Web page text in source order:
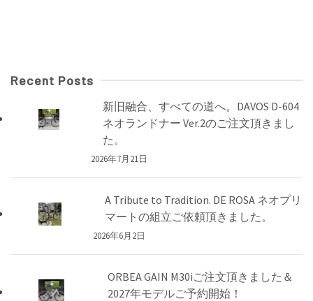
Recent Posts
新旧融合、すべての道へ。DAVOS D-604
ネオランドナー Ver.2のご注文頂きまし
た。
2026年7月21日
A Tribute to Tradition. DE ROSA ネオプリ
マートの組立ご依頼頂きました。
2026年6月2日
ORBEA GAIN M30iご注文頂きました＆
2027年モデルご予約開始！